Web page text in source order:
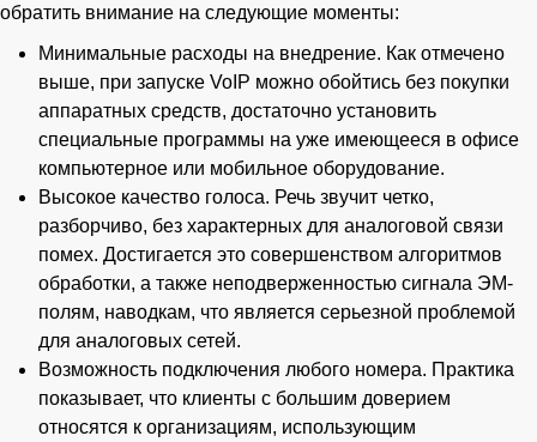
обратить внимание на следующие моменты:
Минимальные расходы на внедрение. Как отмечено
выше, при запуске VoIP можно обойтись без покупки
аппаратных средств, достаточно установить
специальные программы на уже имеющееся в офисе
компьютерное или мобильное оборудование.
Высокое качество голоса. Речь звучит четко,
разборчиво, без характерных для аналоговой связи
помех. Достигается это совершенством алгоритмов
обработки, а также неподверженностью сигнала ЭМ-
полям, наводкам, что является серьезной проблемой
для аналоговых сетей.
Возможность подключения любого номера. Практика
показывает, что клиенты с большим доверием
относятся к организациям, использующим